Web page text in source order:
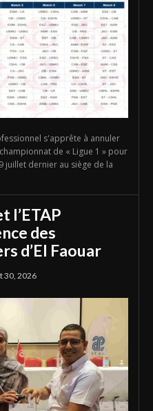
s'apprête à annuler
de « Ligue 1 » pour
juillet dernier au siège de la
l’ETAP
des
d’El Faouar
30, 2026